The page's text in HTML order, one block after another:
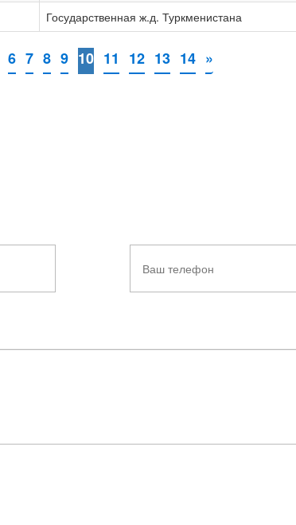
Государственная ж.д. Туркменистана
6 7 8 9 10 11 12 13 14 »